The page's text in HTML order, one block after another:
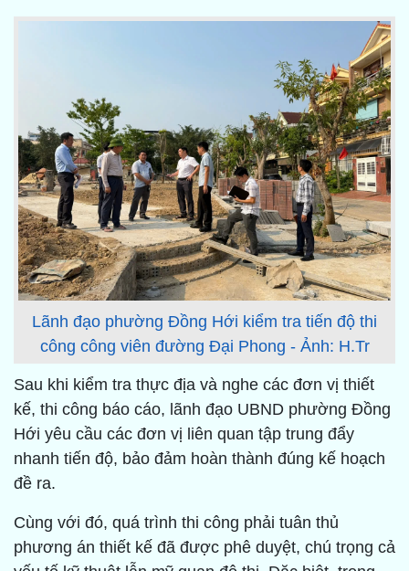
Lãnh đạo phường Đồng Hới kiểm tra tiến độ thi
công công viên đường Đại Phong - Ảnh: H.Tr
Sau khi kiểm tra thực địa và nghe các đơn vị thiết
kế, thi công báo cáo, lãnh đạo UBND phường Đồng
Hới yêu cầu các đơn vị liên quan tập trung đẩy
nhanh tiến độ, bảo đảm hoàn thành đúng kế hoạch
đề ra.
Cùng với đó, quá trình thi công phải tuân thủ
phương án thiết kế đã được phê duyệt, chú trọng cả